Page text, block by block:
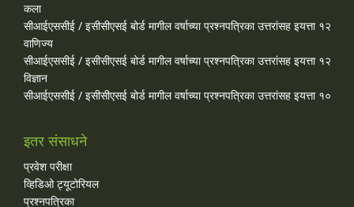
कला
सीआईएससीई / इसीसीएसई बोर्ड मागील वर्षाच्या प्रश्‍नपत्रिका उत्तरांसह इयत्ता १२
वाणिज्य
सीआईएससीई / इसीसीएसई बोर्ड मागील वर्षाच्या प्रश्‍नपत्रिका उत्तरांसह इयत्ता १२
विज्ञान
सीआईएससीई / इसीसीएसई बोर्ड मागील वर्षाच्या प्रश्‍नपत्रिका उत्तरांसह इयत्ता १०
इतर संसाधने
प्रवेश परीक्षा
व्हिडिओ ट्यूटोरियल
प्रश्नपत्रिका